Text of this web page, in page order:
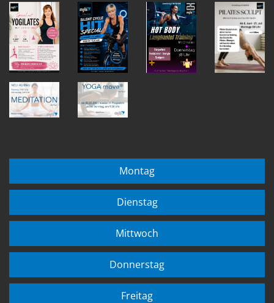
Montag
Dienstag
Mittwoch
Donnerstag
Freitag